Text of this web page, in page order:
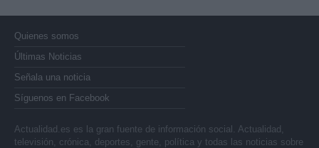
Quienes somos
Últimas Noticias
Señala una noticia
Síguenos en Facebook
Actualidad.es es la gran fuente de información social. Actualidad,
televisión, crónica, deportes, gente, política y todas las noticias sobre